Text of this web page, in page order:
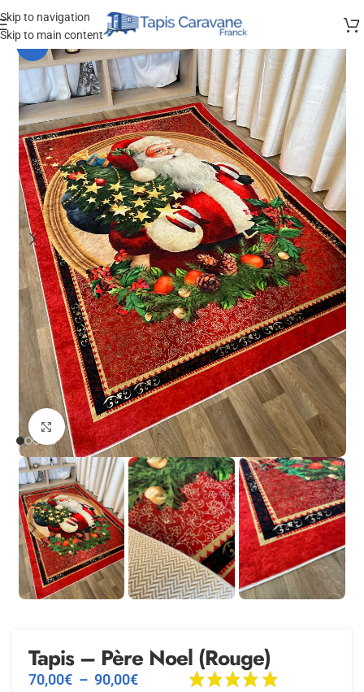
Skip to navigation
Skip to main content
Agrandir
Tapis – Père Noel (Rouge)
70,00€ – 90,00€